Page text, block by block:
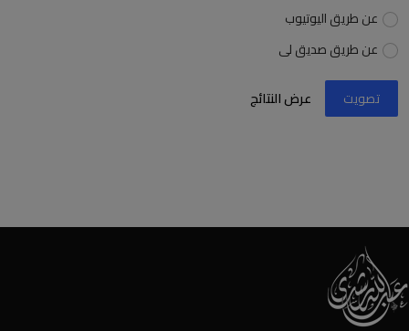
عن طريق اليوتيوب
عن طريق صديق لى
تصويت عرض النتائج